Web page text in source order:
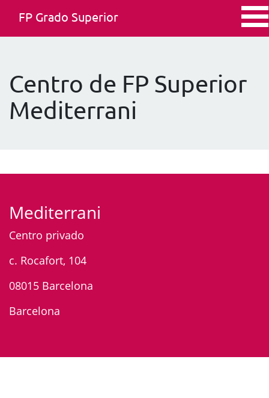
FP Grado Superior
Centro de FP Superior
Mediterrani
Mediterrani
Centro privado
c. Rocafort, 104
08015 Barcelona
Barcelona